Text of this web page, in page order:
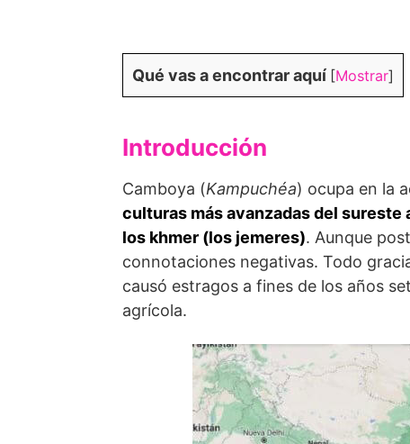
Qué vas a encontrar aquí [Mostrar]
Introducción
Camboya (Kampuchéa) ocupa en la
culturas más avanzadas del sureste
los khmer (los jemeres). Aunque
connotaciones negativas. Todo
causó estragos a fines de los años
agrícola.